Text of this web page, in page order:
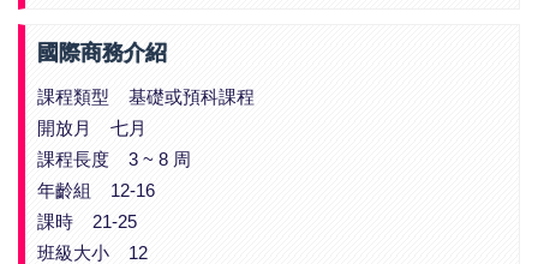
國際商務介紹
課程類型 基礎或預科課程
開放月 七月
課程長度 3 ~ 8 周
年齡組 12-16
課時 21-25
班級大小 12